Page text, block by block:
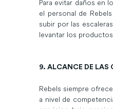
Para evitar daños en
el personal de
subir por las
levantar los
9. ALCANCE DE LAS
Rebels siempre
a nivel de